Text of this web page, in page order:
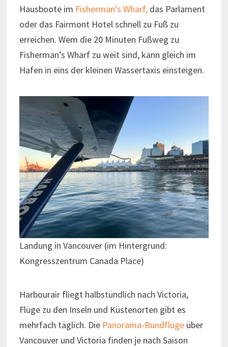
Hausboote im Fisherman’s Wharf,das Parlament
oder das Fairmont Hotel schnell zu Fuß zu
erreichen. Wem die 20 Minuten Fußweg zu
Fisherman’s Wharf zu weit sind, kann gleich im
Hafen in eins der kleinen Wassertaxis einsteigen.
Landung in Vancouver (im Hintergrund:
Kongresszentrum Canada Place)
Harbourair fliegt halbstündlich nach Victoria,
Flüge zu den Inseln und Küstenorten gibt es
mehrfach täglich. Die Panorama-Rundflügeüber
Vancouver und Victoria finden je nach Saison